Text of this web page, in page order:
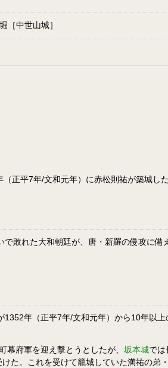
［中世山城］
正平7年/文和元年）に赤松則祐が築城し
敗れた大和朝廷が、唐・新羅の侵攻に
年（正平7年/文和元年）から10年以
幕府軍を迎え撃とうとしたが、 坂本城では
。これを受けて籠城していた満祐の弟